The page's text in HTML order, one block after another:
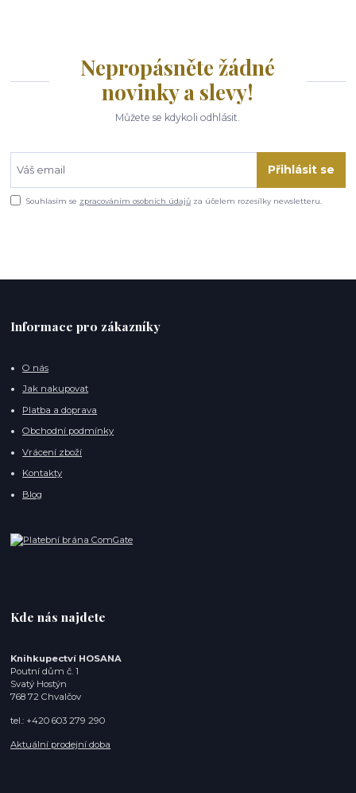
Nepropásněte žádné
novinky a slevy!
Můžete se kdykoli odhlásit.
Přihlásit se
Souhlasím se zpracováním osobních údajů za účelem rozesílky newsletteru.
Informace pro zákazníky
O nás
Jak nakupovat
Platba a doprava
Obchodní podmínky
Vrácení zboží
Kontakty
Blog
Kde nás najdete
Knihkupectví HOSANA
Poutní dům č. 1
Svatý Hostýn
768 72 Chvalčov
tel.: +420 603 279 290
Aktuální prodejní doba